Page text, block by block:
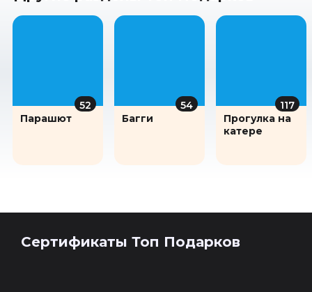
52
Парашют
54
Багги
117
Прогулка на
катере
Сертификаты Топ Подарков